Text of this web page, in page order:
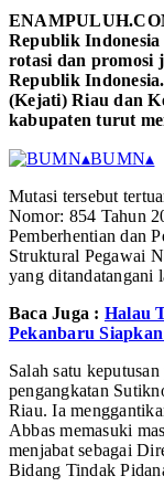
Republik
rotasi dan promosi
Republik
(Kejati) Riau dan
kabupaten turut
▴BUMN▴
Mutasi tersebut
Nomor: 854 Tahun
Pemberhentian dan
Struktural Pegawai
yang ditandatangani
Baca Juga : Halau
Pekanbaru
Salah satu
pengangkatan
Riau. Ia
Abbas memasuki
menjabat sebagai
Bidang Tindak